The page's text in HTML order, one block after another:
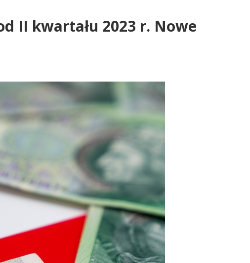
II kwartału 2023 r. Nowe